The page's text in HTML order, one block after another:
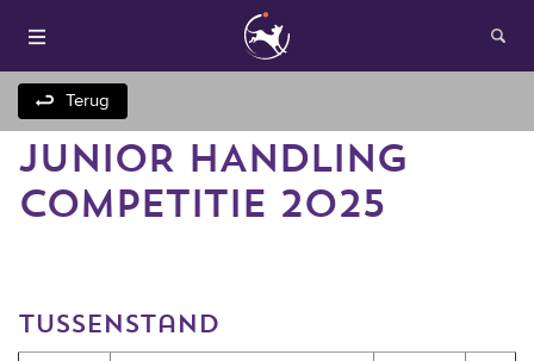
Houden van honden
Terug
JUNIOR HANDLING
COMPETITIE 2025
tussenstand